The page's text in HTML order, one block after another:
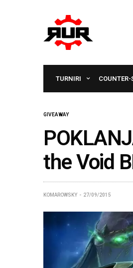
TURNIRI COUNTER-
GIVEAWAY
the Void
KOMAROWSKY 27/09/2015